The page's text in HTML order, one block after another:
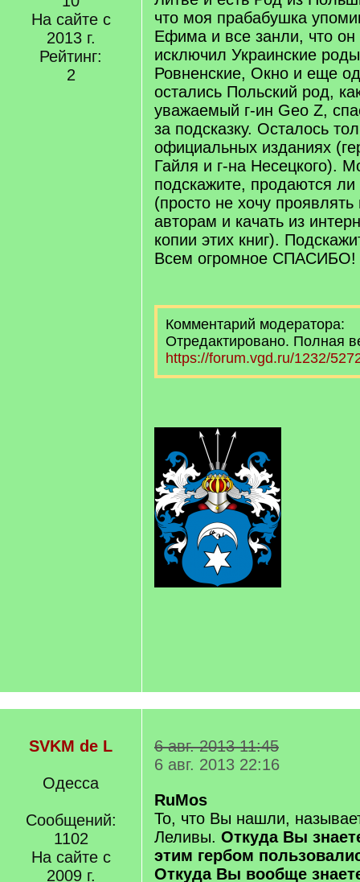
На сайте с
2013 г.
Рейтинг:
2
что моя прабабушка
Ефима и все занли, что
исключил Украинские
Ровненские, Окно и еще
остались Польский род,
уважаемый г-ин Geo Z,
за подсказку. Осталось
официальных изданиях
Гайля и г-на Несецкого).
подскажите, продаются
(просто не хочу
авторам и качать из
копии этих книг).
Всем огромное СПАСИБО!
Комментарий модератора:
Отредактировано. Полная
https://forum.vgd.ru/1232/
SVKM de L
Одесса
Сообщений:
1102
На сайте с
2009 г.
6 авг. 2013 11:45
6 авг. 2013 22:16
RuMos
То, что Вы нашли,
Леливы. Откуда Вы
этим гербом
Откуда Вы вообще